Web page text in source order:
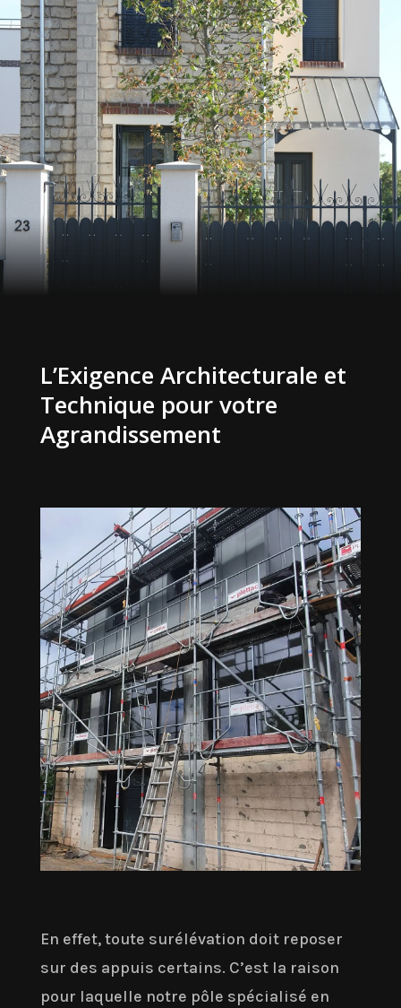
L’Exigence Architecturale et
Technique pour votre
Agrandissement
En effet, toute surélévation doit reposer
sur des appuis certains. C’est la raison
pour laquelle notre pôle spécialisé en